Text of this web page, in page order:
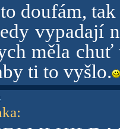
doufám,
vypadají
měla
ti to vyšlo.
: